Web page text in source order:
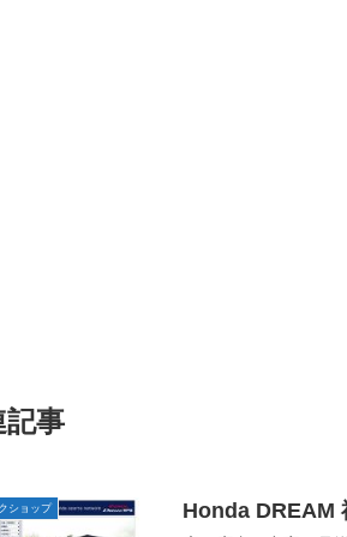
記事
ショップ Honda DREAM